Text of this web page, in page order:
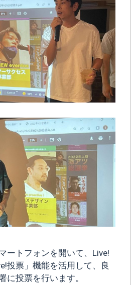
ートフォンを開いて、Live!
投票」機能を活用して、良
に投票を行います。